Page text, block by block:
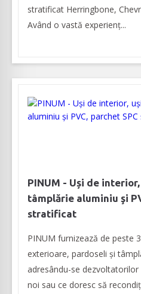
stratificat Herringbone,
Având o vastă experienţ...
PINUM - Uși de
tâmplărie aluminiu şi
stratificat
PINUM furnizează de peste
exterioare, pardoseli şi
adresându-se
noi sau ce doresc să